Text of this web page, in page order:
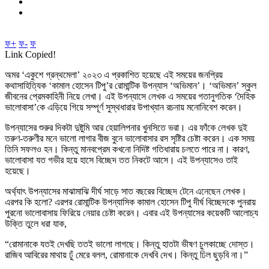
ফ+ ফ- ফ
Link Copied!
অমর ‘একুশে গ্রন্থমেলা’ ২০২৩ এ প্রকাশিত হয়েছে এই সময়ের জনপ্রিয়
কথাসাহিত্যিক ‘কামাল হোসেন টিপু’র রোমান্টিক উপন্যাস ‘অভিমান’। ‘অভিমান’ স্কুল
জীবনের প্রেমকাহিনী নিয়ে লেখা। এই উপন্যাসে লেখক এ সময়ের গতানুগতিক ‘দৈহিক
ভালোবাসা’কে এড়িয়ে গিয়ে সম্পূর্ণ সুস্থধারার উপাখ্যান রচনায় মনোনিবেশ করেন।
উপন্যাসের শুরুর দিকটা দুষ্টুমি আর হেয়ালিপনার খুনসিতে ভরা। এর ফাঁকে লেখক দুই
তরুণ-তরুণীর মনে ভালো লাগার বীজ বুনে ভালোবাসার রস সৃষ্টির চেষ্টা করেন। এক সময়
তিনি সফলও হন। কিন্তু মানবপ্রেম কখনো নিদিষ্ট গতিধারায় চলতে পারে না। কারণ,
ভালোবাসা যত গভীর হয়ে হাসে বিচ্ছেদ তত নিকটে আসে। এই উপন্যাসেও তাই
হয়েছে।
অর্থ্যাৎ উপন্যাসের মাঝামাঝি দীর্ঘ সাড়ে সাত বছরের বিচ্ছেদ টেনে এনেছেন লেখক।
এরপর কি হলো? এরপর রোমান্টিক উপন্যাসিক কামাল হোসেন টিপু দীর্ঘ বিচ্ছেদকে পুনরায়
পুরনো ভালোবাসায় ফিরিয়ে নেয়ার চেষ্টা করেন। এবার এই উপন্যাসের কয়েকটি আলোচ্য
উক্তি তুলে ধরা যাক,
“রোমানাকে যতই দেখছি ততই ভালো লাগছে। কিন্তু হাতটা ভীষণ চুলকাচ্ছে দোস্ত।
রাজিব আবিরের মাথায় ঢুঁ মেরে বলল, রোমানাকে দেখবি দেখ। কিন্তু ঢিল ছুড়বি না।”